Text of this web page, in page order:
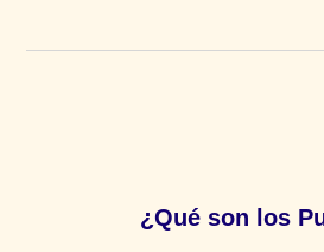
¿Qué son los